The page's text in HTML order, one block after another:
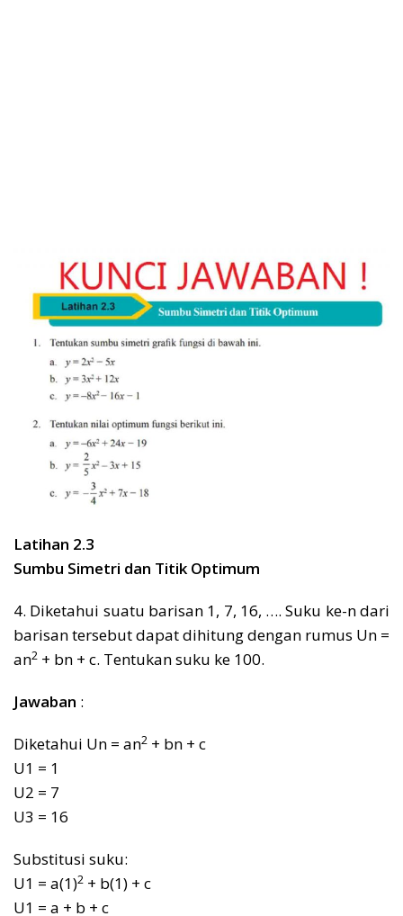
Latihan 2.3
Sumbu Simetri dan Titik Optimum
4. Diketahui suatu barisan 1, 7, 16, …. Suku ke-n dari
barisan tersebut dapat dihitung dengan rumus Un =
an2 + bn + c. Tentukan suku ke 100.
Jawaban :
Diketahui Un = an2 + bn + c
U1 = 1
U2 = 7
U3 = 16
Substitusi suku:
U1 = a(1)2 + b(1) + c
U1 = a + b + c